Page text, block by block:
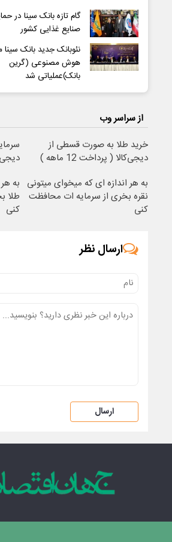
گام تازه بانک سینا در
صنایع غذایی کشور
نئوبانک جدید بانک سینا
هوش مصنوعی (گرین
بانک)عملیاتی شد
از سراسر وب
خرید طلا به صورت قسطی از
دیجی‌کالا ( پرداخت 12 ماهه )
دیجی
به هر اندازه ای که میخوای میتونی
نقره بخری از سرمایه ات محافظت
کنی
به
طلا
کنی
ارسال نظر
ارسال